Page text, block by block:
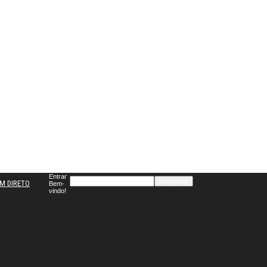
DIRETO
Entrar
Bem-
vindo!